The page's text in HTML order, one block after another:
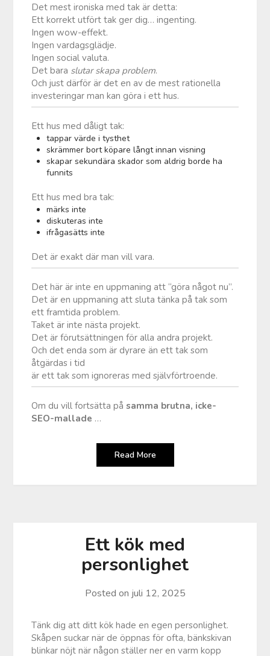
Det mest ironiska med tak är detta:
Ett korrekt utfört tak ger dig… ingenting.
Ingen wow-effekt.
Ingen vardagsglädje.
Ingen social valuta.
Det bara slutar skapa problem.
Och just därför är det en av de mest rationella
investeringar man kan göra i ett hus.
Ett hus med dåligt tak:
tappar värde i tysthet
skrämmer bort köpare långt innan visning
skapar sekundära skador som aldrig borde ha
funnits
Ett hus med bra tak:
märks inte
diskuteras inte
ifrågasätts inte
Det är exakt där man vill vara.
Det här är inte en uppmaning att “göra något nu”.
Det är en uppmaning att sluta tänka på tak som
ett framtida problem.
Taket är inte nästa projekt.
Det är förutsättningen för alla andra projekt.
Och det enda som är dyrare än ett tak som
åtgärdas i tid
är ett tak som ignoreras med självförtroende.
Om du vill fortsätta påsamma brutna, icke-
SEO-mallade …
Read More
Ett kök med
personlighet
Posted on juli 12, 2025
Tänk dig att ditt kök hade en egen personlighet.
Skåpen suckar när de öppnas för ofta, bänkskivan
blinkar nöjt när någon ställer ner en varm kopp